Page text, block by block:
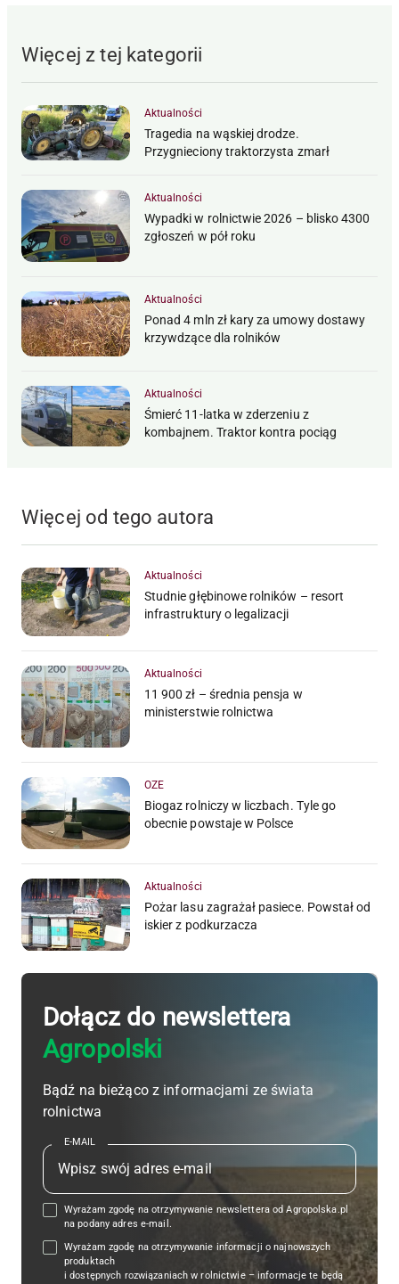
Więcej z tej kategorii
Aktualności
Tragedia na wąskiej drodze.
Przygnieciony traktorzysta zmarł
Aktualności
Wypadki w rolnictwie 2026 – blisko 4300
zgłoszeń w pół roku
Aktualności
Ponad 4 mln zł kary za umowy dostawy
krzywdzące dla rolników
Aktualności
Śmierć 11-latka w zderzeniu z
kombajnem. Traktor kontra pociąg
Więcej od tego autora
Aktualności
Studnie głębinowe rolników – resort
infrastruktury o legalizacji
Aktualności
11 900 zł – średnia pensja w
ministerstwie rolnictwa
OZE
Biogaz rolniczy w liczbach. Tyle go
obecnie powstaje w Polsce
Aktualności
Pożar lasu zagrażał pasiece. Powstał od
iskier z podkurzacza
Dołącz do newslettera
Agropolski
Bądź na bieżąco z informacjami ze świata
rolnictwa
E-MAIL
Wyrażam zgodę na otrzymywanie newslettera od Agropolska.pl
na podany adres e-mail.
Wyrażam zgodę na otrzymywanie informacji o najnowszych
produktach
i dostępnych rozwiązaniach w rolnictwie – informacje te będą